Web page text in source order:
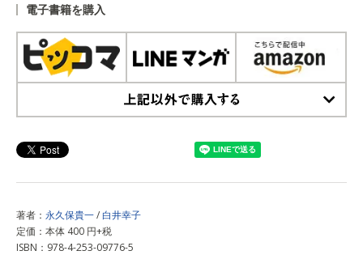
電子書籍を購入
著者： 永久保貴一/ 白井幸子
定価：本体 400 円+税
ISBN：978-4-253-09776-5